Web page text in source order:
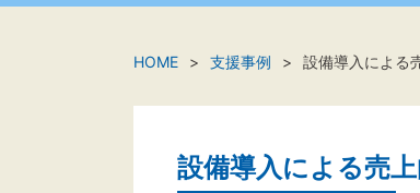
HOME 支援事例 設備導入による
設備導入による売